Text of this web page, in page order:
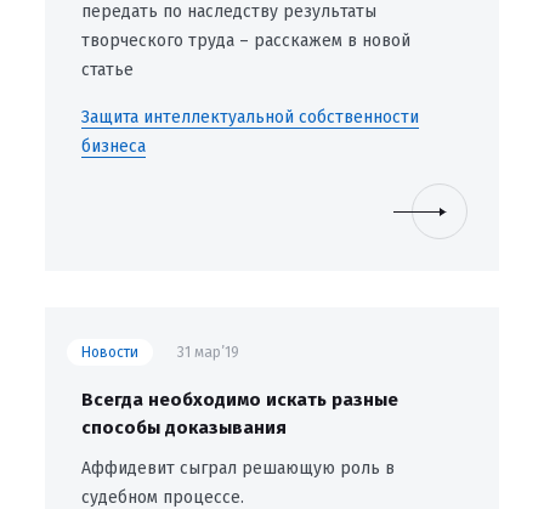
передать по наследству результаты
творческого труда – расскажем в новой
статье
Защита интеллектуальной собственности
бизнеса
Новости 31 мар’19
Всегда необходимо искать разные
способы доказывания
Аффидевит сыграл решающую роль в
судебном процессе.